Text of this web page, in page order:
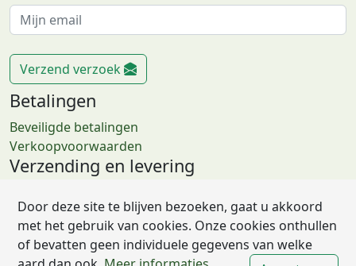
Door deze site te blijven bezoeken, gaat u akkoord
met het gebruik van cookies. Onze cookies onthullen
of bevatten geen individuele gegevens van welke
Verzend verzoek
Betalingen
Beveiligde betalingen
Verkoopvoorwaarden
Verzending en levering
FAQs
Leveringen